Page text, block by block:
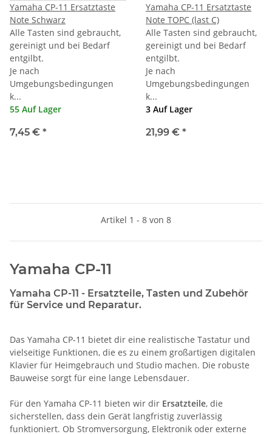
Yamaha CP-11 Ersatztaste
Note Schwarz
Alle Tasten sind gebraucht,
gereinigt und bei Bedarf
entgilbt.
Je nach
Umgebungsbedingungen
k...
55 Auf Lager
7,45 € *
Yamaha CP-11 Ersatztaste
Note TOPC (last C)
Alle Tasten sind gebraucht,
gereinigt und bei Bedarf
entgilbt.
Je nach
Umgebungsbedingungen
k...
3 Auf Lager
21,99 € *
Artikel 1 - 8 von 8
Yamaha CP-11
Yamaha CP-11 - Ersatzteile, Tasten und Zubehör
für Service und Reparatur.
Das Yamaha CP-11 bietet dir eine realistische Tastatur und
vielseitige Funktionen, die es zu einem großartigen digitalen
Klavier für Heimgebrauch und Studio machen. Die robuste
Bauweise sorgt für eine lange Lebensdauer.
Für den Yamaha CP-11 bieten wir dir Ersatzteile, die
sicherstellen, dass dein Gerät langfristig zuverlässig
funktioniert. Ob Stromversorgung, Elektronik oder externe